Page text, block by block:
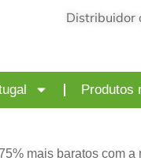
Distribuidor
Produtos
mais baratos com